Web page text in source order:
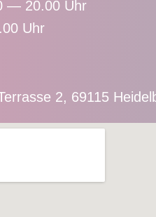
— 20.00 Uhr
Uhr
2, 69115